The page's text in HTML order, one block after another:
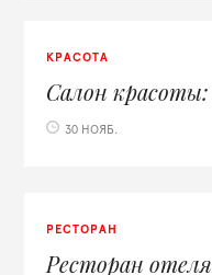
КРАСОТА
Салон красоты
30 НОЯБ.
РЕСТОРАН
Ресторан отеля